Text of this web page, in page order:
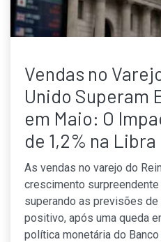
Vendas no
Unido Superam
em Maio: O
de 1,2% na
As vendas no varejo do
crescimento surpreendente
superando as previsões
positivo, após uma queda
política monetária do